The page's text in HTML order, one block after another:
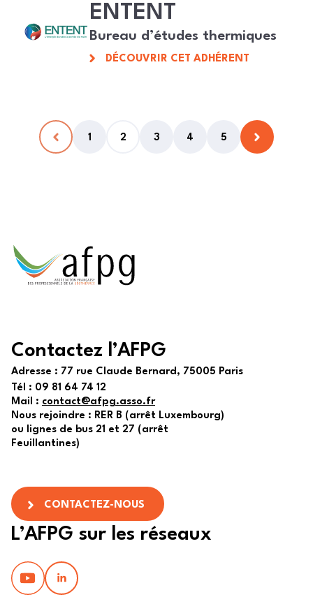
ENTENT
Bureau d’études thermiques
DÉCOUVRIR CET ADHÉRENT
1 2 3 4 5
Contactez l’AFPG
Adresse : 77 rue Claude Bernard, 75005 Paris
Tél : 09 81 64 74 12
Mail : contact@afpg.asso.fr
Nous rejoindre : RER B (arrêt Luxembourg)
ou lignes de bus 21 et 27 (arrêt
Feuillantines)
CONTACTEZ-NOUS
L’AFPG sur les réseaux